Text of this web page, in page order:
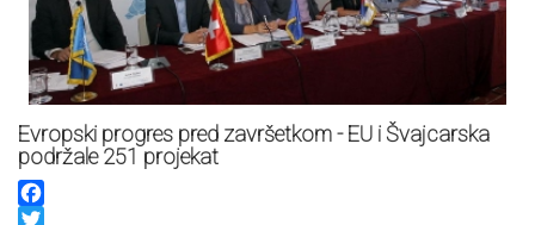
Evropski progres pred završetkom - EU i Švajcarska
podržale 251 projekat
Facebook